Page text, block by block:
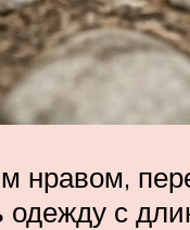
нравом,
одежду с